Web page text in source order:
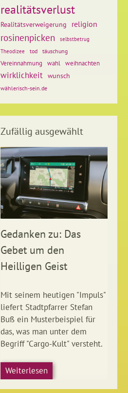
realitätsverlust
Realitätsverweigerung religion
rosinenpicken
selbstbetrug
Theodizee
tod täuschung
Vereinnahmung wahl weihnachten
wirklichkeit wunsch
wählerisch-sein.de
Zufällig ausgewählt
Gedanken zu: Das
Gebet um den
Heilligen Geist
Mit seinem heutigen "Impuls"
liefert Stadtpfarrer Stefan
Buß ein Musterbeispiel für
das, was man unter dem
Begriff "Cargo-Kult" versteht.
Weiterlesen